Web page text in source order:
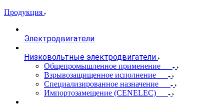
Продукция
Электродвигатели
Низковольтные электродвигатели
Общепромышленное применение
Взрывозащищенное исполнение
Специализированное назначение
Импортозамещение (CENELEC)